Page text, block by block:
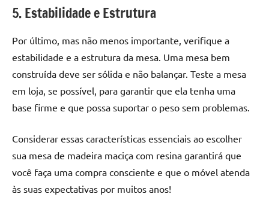
5. Estabilidade e Estrutura
Por último, mas não menos importante, verifique a
estabilidade e a estrutura da mesa. Uma mesa bem
construída deve ser sólida e não balançar. Teste a mesa
em loja, se possível, para garantir que ela tenha uma
base firme e que possa suportar o peso sem problemas.
Considerar essas características essenciais ao escolher
sua mesa de madeira maciça com resina garantirá que
você faça uma compra consciente e que o móvel atenda
às suas expectativas por muitos anos!